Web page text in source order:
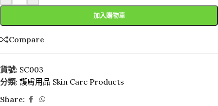
加入購物車
Compare
貨號: SC003
分類: 護膚用品 Skin Care Products
Share: